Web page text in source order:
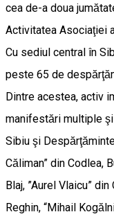
cea de-a doua
Activitatea Asociaţiei
Cu sediul central în
peste 65 de
Dintre acestea, activ
manifestări multiple
Sibiu şi
Căliman” din Codlea,
Blaj, ”Aurel Vlaicu”
Reghin, “Mihail